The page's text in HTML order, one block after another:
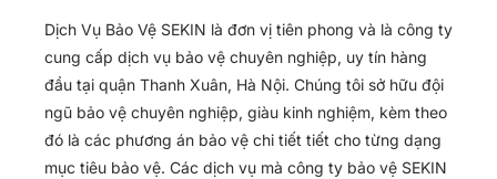
Dịch Vụ Bảo Vệ SEKIN là đơn vị tiên phong và là công ty
cung cấp dịch vụ bảo vệ chuyên nghiệp, uy tín hàng
đầu tại quận Thanh Xuân, Hà Nội. Chúng tôi sở hữu đội
ngũ bảo vệ chuyên nghiệp, giàu kinh nghiệm, kèm theo
đó là các phương án bảo vệ chi tiết tiết cho từng dạng
mục tiêu bảo vệ. Các dịch vụ mà công ty bảo vệ SEKIN